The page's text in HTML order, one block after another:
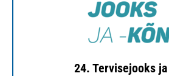
24. Tervisejooks